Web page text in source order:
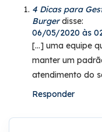
4 Dicas para
Burger disse:
06/05/2020 às
[…] uma equipe
manter um
atendimento do
Responder